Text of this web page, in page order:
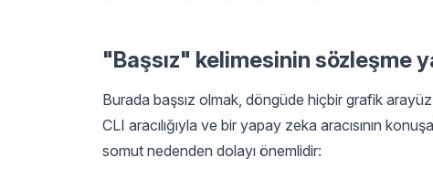
"Başsız" kelimesinin sözleşme
Burada başsız olmak, döngüde hiçbir grafik
CLI aracılığıyla ve bir yapay zeka aracısının
somut nedenden dolayı önemlidir: